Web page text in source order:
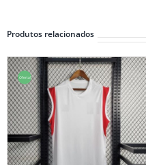
Produtos relacionados
Oferta!